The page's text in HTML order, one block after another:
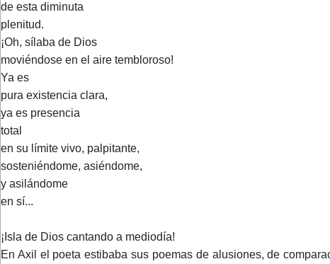
de esta diminuta
plenitud.
¡Oh, sílaba de Dios
moviéndose en el aire tembloroso!
Ya es
pura existencia clara,
ya es presencia
total
en su límite vivo, palpitante,
sosteniéndome, asiéndome,
y asilándome
en sí...
¡Isla de Dios cantando a mediodía!
En Axil el poeta estibaba sus poemas de alusiones, de